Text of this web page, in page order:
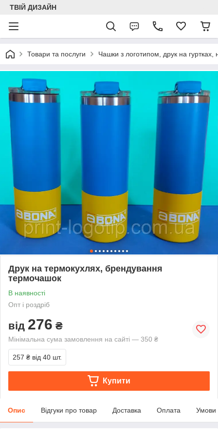
ТВІЙ ДИЗАЙН
Товари та послуги Чашки з логотипом, друк на гуртках,
Друк на термокухлях, брендування
термочашок
В наявності
Опт і роздріб
від 276 ₴
Мінімальна сума замовлення на сайті — 350 ₴
257 ₴ від 40 шт.
Купити
Опис Відгуки про товар Доставка Оплата Умови